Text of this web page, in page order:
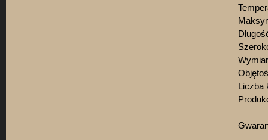
Liczba